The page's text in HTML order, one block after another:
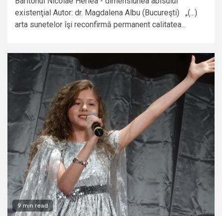
existenţial Autor: dr. Magdalena Albu (Bucureşti) „(...)
arta sunetelor îşi reconfirmă permanent calitatea...
9 min read